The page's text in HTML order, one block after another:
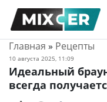
Главная » Рецепты
10 августа 2025, 11:09
Идеальный
всегда